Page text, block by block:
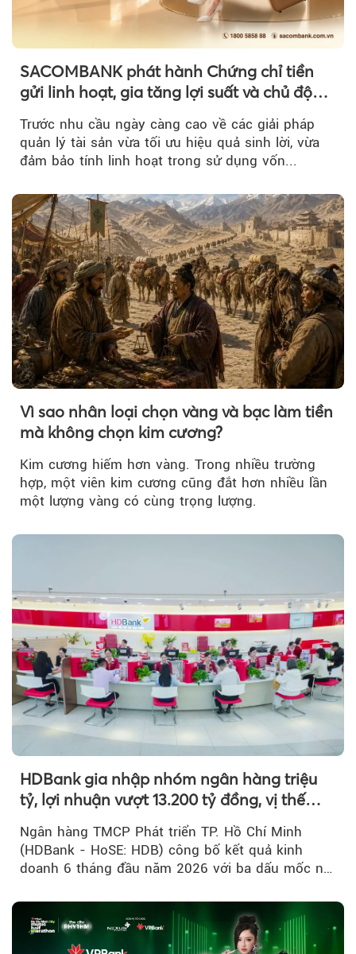
SACOMBANK phát hành Chứng chỉ tiền
gửi linh hoạt, gia tăng lợi suất và chủ động
Trước nhu cầu ngày càng cao về các giải pháp
quản lý tài sản vừa tối ưu hiệu quả sinh lời, vừa
đảm bảo tính linh hoạt trong sử dụng vốn...
Vì sao nhân loại chọn vàng và bạc làm tiền
mà không chọn kim cương?
Kim cương hiếm hơn vàng. Trong nhiều trường
hợp, một viên kim cương cũng đắt hơn nhiều lần
một lượng vàng có cùng trọng lượng.
HDBank gia nhập nhóm ngân hàng triệu
tỷ, lợi nhuận vượt 13.200 tỷ đồng, vị thế
mới trên thị trường vốn quốc tế
Ngân hàng TMCP Phát triển TP. Hồ Chí Minh
(HDBank - HoSE: HDB) công bố kết quả kinh
doanh 6 tháng đầu năm 2026 với ba dấu mốc nổi